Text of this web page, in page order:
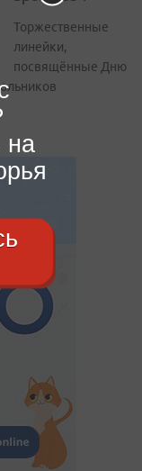
Торжественные
линейки,
посвящённые Дню
на